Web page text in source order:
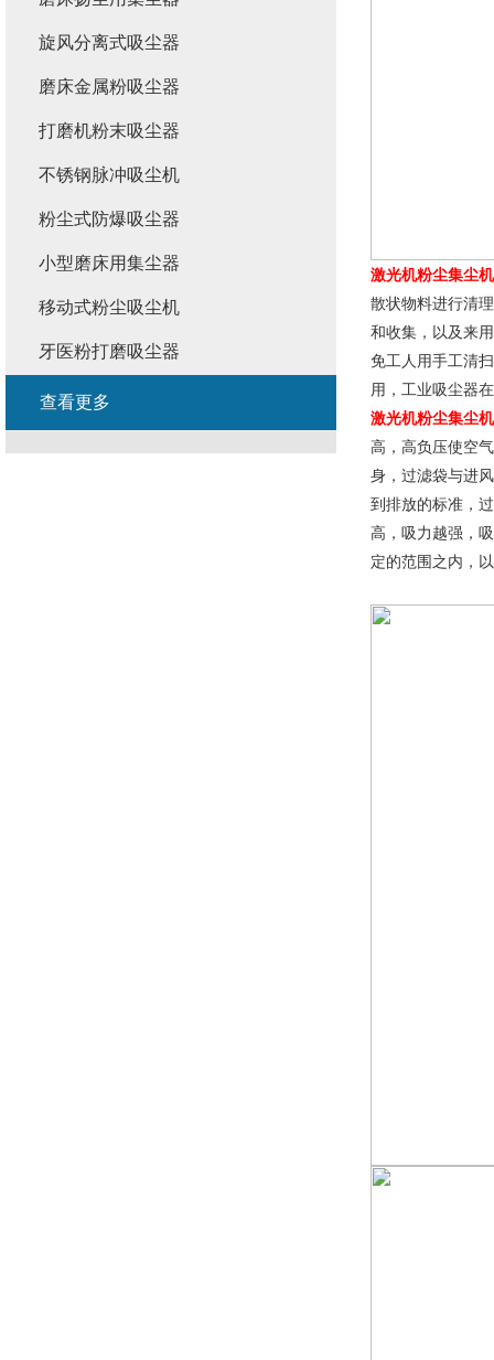
激光机粉尘集尘机
散状物料进行清
和收集，以及来
免工人用手工清
用，工业吸尘器
激光机粉尘集尘机
高，高负压使空
身，过滤袋与进
到排放的标准，
高，吸力越强，
定的范围之内，
旋风分离式吸尘器
磨床金属粉吸尘器
打磨机粉末吸尘器
不锈钢脉冲吸尘机
粉尘式防爆吸尘器
小型磨床用集尘器
移动式粉尘吸尘机
牙医粉打磨吸尘器
查看更多